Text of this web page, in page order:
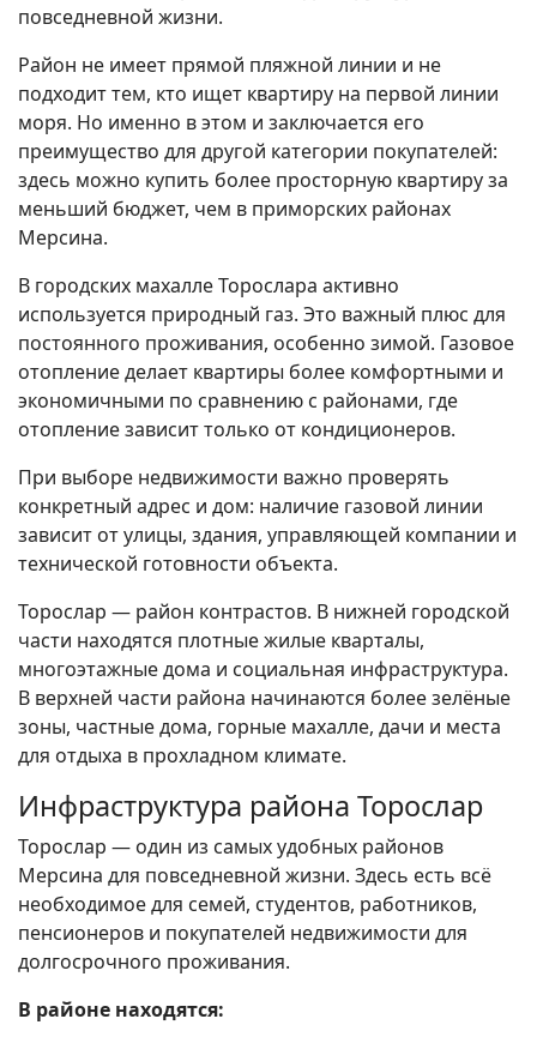
повседневной жизни.
Район не имеет прямой пляжной линии и не
подходит тем, кто ищет квартиру на первой линии
моря. Но именно в этом и заключается его
преимущество для другой категории покупателей:
здесь можно купить более просторную квартиру за
меньший бюджет, чем в приморских районах
Мерсина.
В городских махалле Торослара активно
используется природный газ. Это важный плюс для
постоянного проживания, особенно зимой. Газовое
отопление делает квартиры более комфортными и
экономичными по сравнению с районами, где
отопление зависит только от кондиционеров.
При выборе недвижимости важно проверять
конкретный адрес и дом: наличие газовой линии
зависит от улицы, здания, управляющей компании и
технической готовности объекта.
Торослар — район контрастов. В нижней городской
части находятся плотные жилые кварталы,
многоэтажные дома и социальная инфраструктура.
В верхней части района начинаются более зелёные
зоны, частные дома, горные махалле, дачи и места
для отдыха в прохладном климате.
Инфраструктура района Торослар
Торослар — один из самых удобных районов
Мерсина для повседневной жизни. Здесь есть всё
необходимое для семей, студентов, работников,
пенсионеров и покупателей недвижимости для
долгосрочного проживания.
В районе находятся: